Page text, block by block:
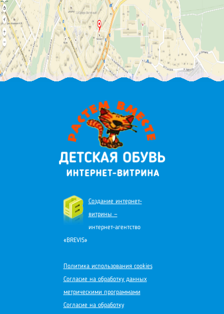
Создание интернет-
витрины —
интернет-агентство
«BREVIS»
Политика использования cookies
Согласие на обработку данных
метрическими программами
Согласие на обработку